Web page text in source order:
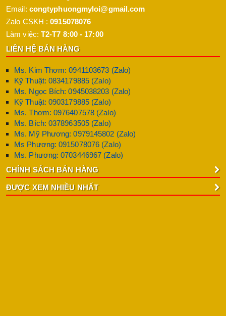
Email: congtyphuongmyloi@gmail.com
Zalo CSKH :0915078076
Làm việc: T2-T7 8:00 - 17:00
LIÊN HỆ BÁN HÀNG
Ms. Kim Thơm: 0941103673 (Zalo)
Kỹ Thuật: 0834179885 (Zalo)
Ms. Ngọc Bích: 0945038203 (Zalo)
Kỹ Thuật: 0903179885 (Zalo)
Ms. Thơm: 0976407578 (Zalo)
Ms. Bích: 0378963505 (Zalo)
Ms. Mỹ Phương: 0979145802 (Zalo)
Ms Phương: 0915078076 (Zalo)
Ms. Phương: 0703446967 (Zalo)
CHÍNH SÁCH BÁN HÀNG
ĐƯỢC XEM NHIỀU NHẤT